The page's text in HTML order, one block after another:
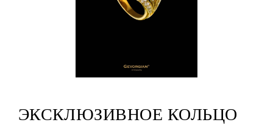
ЭКСКЛЮЗИВНОЕ КОЛЬЦО